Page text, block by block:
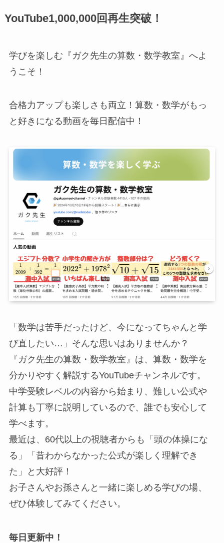
YouTube1,000,000回再生突破！
学びを楽しむ『ガク先生の算数・数学教室』へよ
うこそ！
合格力アップも楽しさも両立！算数・数学がもっ
と好きになる動画を毎日配信中！
「数学は苦手だったけど、今になってちゃんと学
び直したい…」そんな思いはありませんか？
『ガク先生の算数・数学教室』は、算数・数学を
分かりやすく解説するYouTubeチャンネルです。
中学受験レベルの内容から始まり、難しい公式や
計算も丁寧に説明しているので、誰でも安心して
学べます。
最近は、60代以上の視聴者からも「頭の体操にな
る」「昔わからなかった公式が楽しく理解でき
た」と大好評！
お子さんやお孫さんと一緒に楽しめる学びの場、
ぜひ体験してみてください。
毎日更新中！